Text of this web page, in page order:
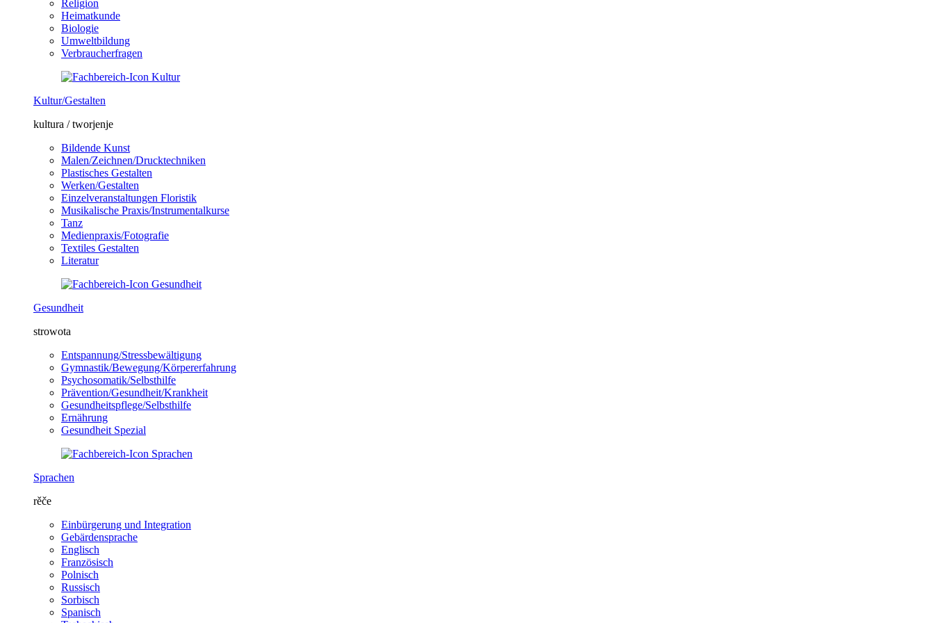
Religion
Heimatkunde
Biologie
Umweltbildung
Verbraucherfragen
Kultur/Gestalten
kultura / tworjenje
Bildende Kunst
Malen/Zeichnen/Drucktechniken
Plastisches Gestalten
Werken/Gestalten
Einzelveranstaltungen Floristik
Musikalische Praxis/Instrumentalkurse
Tanz
Medienpraxis/Fotografie
Textiles Gestalten
Literatur
Gesundheit
strowota
Entspannung/Stressbewältigung
Gymnastik/Bewegung/Körpererfahrung
Psychosomatik/Selbsthilfe
Prävention/Gesundheit/Krankheit
Gesundheitspflege/Selbsthilfe
Ernährung
Gesundheit Spezial
Sprachen
rěče
Einbürgerung und Integration
Gebärdensprache
Englisch
Französisch
Polnisch
Russisch
Sorbisch
Spanisch